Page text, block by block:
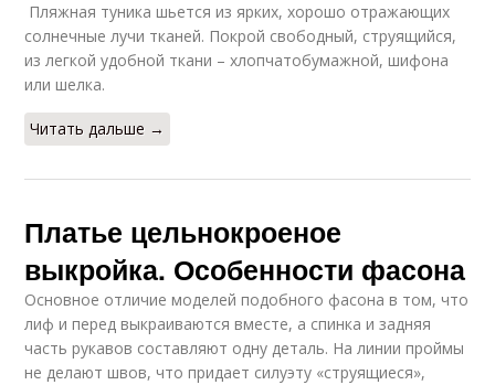
Пляжная туника шьется из ярких, хорошо отражающих
солнечные лучи тканей. Покрой свободный, струящийся,
из легкой удобной ткани – хлопчатобумажной, шифона
или шелка.
Читать дальше →
Платье цельнокроеное
выкройка. Особенности фасона
Основное отличие моделей подобного фасона в том, что
лиф и перед выкраиваются вместе, а спинка и задняя
часть рукавов составляют одну деталь. На линии проймы
не делают швов, что придает силуэту «струящиеся»,